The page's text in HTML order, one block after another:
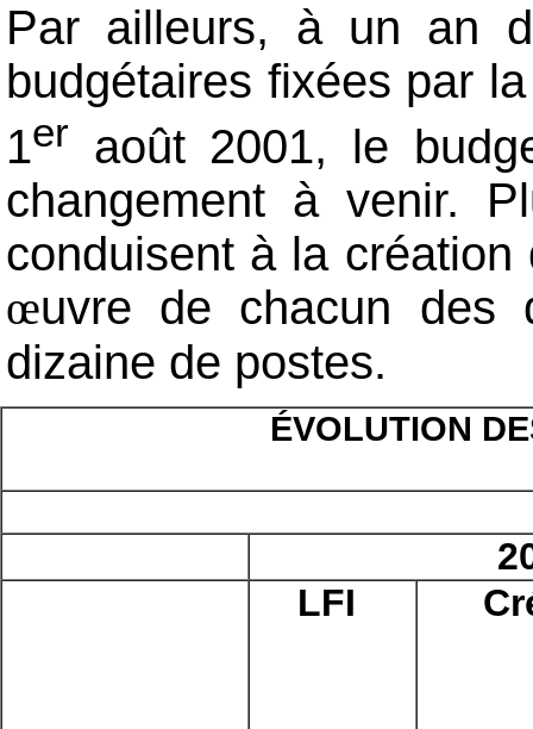
Par ailleurs, à un an
budgétaires fixées par
1er août 2001, le
changement à venir.
conduisent à la
œuvre de chacun des
dizaine de postes.
ÉVOLUTION
LFI